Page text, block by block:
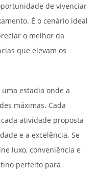
de vivenciar
É o cenário ideal
o melhor da
que elevam os
estadia onde a
máximas. Cada
atividade proposta
e a excelência. Se
luxo, conveniência e
perfeito para